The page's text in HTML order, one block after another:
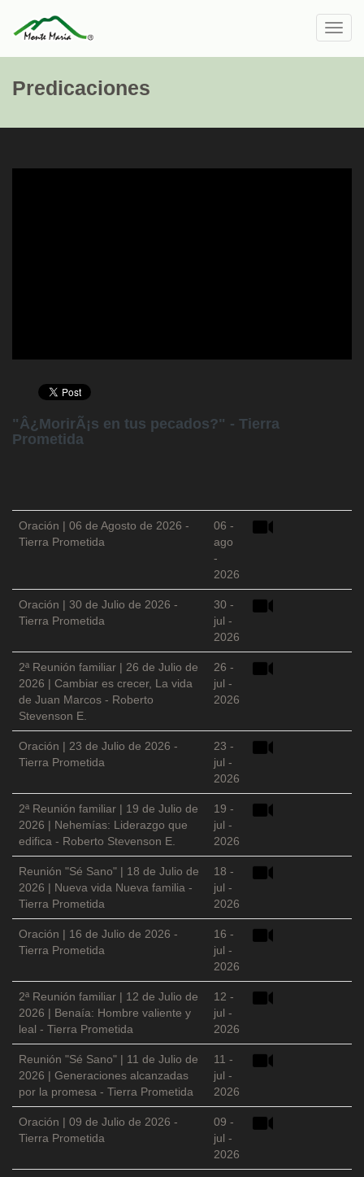
Predicaciones
"Â¿MorirÃ¡s en tus pecados?" - Tierra
Prometida
Oración | 06 de Agosto de 2026 -
Tierra Prometida
06 -
ago
-
2026
Oración | 30 de Julio de 2026 -
Tierra Prometida
30 -
jul -
2026
2ª Reunión familiar | 26 de Julio de
2026 | Cambiar es crecer, La vida
de Juan Marcos - Roberto
Stevenson E.
26 -
jul -
2026
Oración | 23 de Julio de 2026 -
Tierra Prometida
23 -
jul -
2026
2ª Reunión familiar | 19 de Julio de
2026 | Nehemías: Liderazgo que
edifica - Roberto Stevenson E.
19 -
jul -
2026
Reunión "Sé Sano" | 18 de Julio de
2026 | Nueva vida Nueva familia -
Tierra Prometida
18 -
jul -
2026
Oración | 16 de Julio de 2026 -
Tierra Prometida
16 -
jul -
2026
2ª Reunión familiar | 12 de Julio de
2026 | Benaía: Hombre valiente y
leal - Tierra Prometida
12 -
jul -
2026
Reunión "Sé Sano" | 11 de Julio de
2026 | Generaciones alcanzadas
por la promesa - Tierra Prometida
11 -
jul -
2026
Oración | 09 de Julio de 2026 -
Tierra Prometida
09 -
jul -
2026